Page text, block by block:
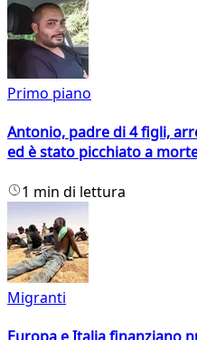
Primo piano
Antonio, padre di 4 figli,
ed è stato picchiato a
1 min di lettura
Migranti